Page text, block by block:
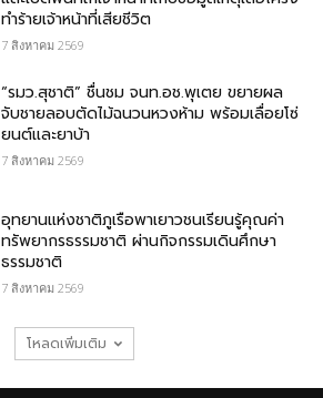
ทำร้ายเจ้าหน้าที่เสียชีวิต
7 สิงหาคม 2569
“รมว.สุชาติ” ชื่นชม​ จนท.อช.พุเตย​ ขยายผล
จับชายลอบตัดไม้ฉนวนหวงห้าม พร้อมเลื่อยโซ่
ยนต์และยาบ้า
7 สิงหาคม 2569
อุทยานแห่งชาติภูเรือพาเยาวชนเรียนรู้คุณค่า
ทรัพยากรธรรมชาติ ผ่านกิจกรรมเดินศึกษา
ธรรมชาติ
7 สิงหาคม 2569
โหลดเพิ่มเติม